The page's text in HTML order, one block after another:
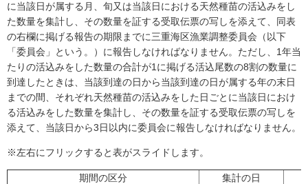
に当該日が属する月、旬又は当該日における天然種苗の活込みをし
た数量を集計し、その数量を証する受取伝票の写しを添えて、同表
の右欄に掲げる報告の期限までに三重海区漁業調整委員会（以下
「委員会」という。）に報告しなければなりません。ただし、1年当
たりの活込みをした数量の合計が1に掲げる活込尾数の8割の数量に
到達したときは、当該到達の日から当該到達の日が属する年の末日
までの間、それぞれ天然種苗の活込みをした日ごとに当該日におけ
る活込みをした数量を集計し、その数量を証する受取伝票の写しを
添えて、当該日から3日以内に委員会に報告しなければなりません。
※左右にフリックすると表がスライドします。
期間の区分
集計の日